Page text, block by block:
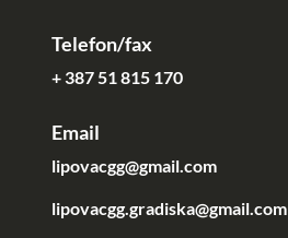
Telefon/fax
+ 387 51 815 170
Email
lipovacgg@gmail.com
lipovacgg.gradiska@gmail.com